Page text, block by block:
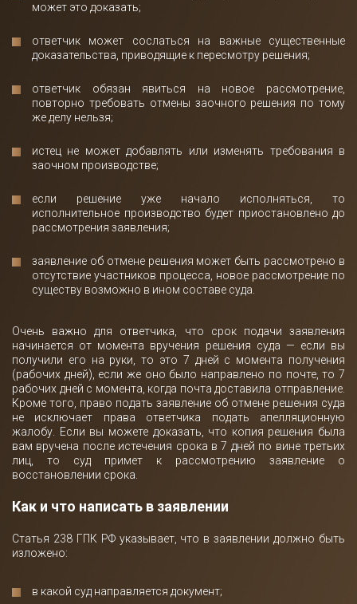
может это доказать;
ответчик может сослаться на важные существенные
доказательства, приводящие к пересмотру решения;
ответчик обязан явиться на новое рассмотрение,
повторно требовать отмены заочного решения по тому
же делу нельзя;
истец не может добавлять или изменять требования в
заочном производстве;
если решение уже начало исполняться, то
исполнительное производство будет приостановлено до
рассмотрения заявления;
заявление об отмене решения может быть рассмотрено в
отсутствие участников процесса, новое рассмотрение по
существу возможно в ином составе суда.
Очень важно для ответчика, что срок подачи заявления
начинается от момента вручения решения суда — если вы
получили его на руки, то это 7 дней с момента получения
(рабочих дней), если же оно было направлено по почте, то 7
рабочих дней с момента, когда почта доставила отправление.
Кроме того, право подать заявление об отмене решения суда
не исключает права ответчика подать апелляционную
жалобу. Если вы можете доказать, что копия решения была
вам вручена после истечения срока в 7 дней по вине третьих
лиц, то суд примет к рассмотрению заявление о
восстановлении срока.
Как и что написать в заявлении
Статья 238 ГПК РФ указывает, что в заявлении должно быть
изложено:
в какой суд направляется документ;